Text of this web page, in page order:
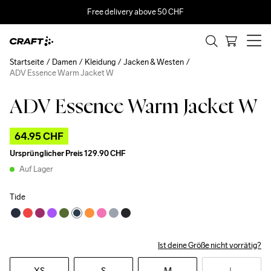
Free delivery above 50 CHF
ADV Essence Warm Jacket W
64.95 CHF
Ursprünglicher Preis129.90 CHF
Auf Lager
Tide
Ist deine Größe nicht vorrätig?
Startseite Damen Kleidung
Jacken & Westen
ADV Essence Warm Jacket W
Outlet